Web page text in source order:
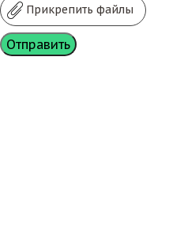
Прикрепить файлы